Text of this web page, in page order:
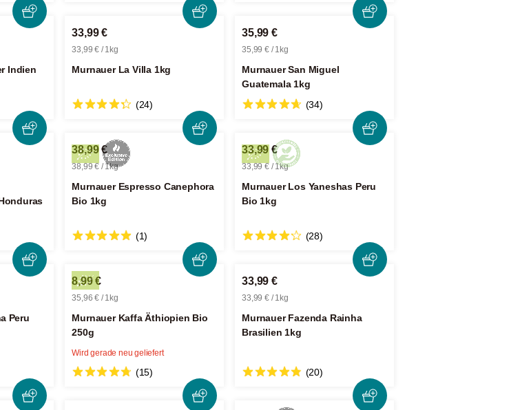
Indien
33,99 €
33,99 € / 1kg
Murnauer La Villa 1kg
(24)
35,99 €
35,99 € / 1kg
Murnauer San Miguel
Guatemala 1kg
(34)
38,99 €
38,99 € / 1kg
Murnauer Espresso Canephora
Bio 1kg
(1)
33,99 €
33,99 € / 1kg
Murnauer Los Yaneshas Peru
Bio 1kg
(28)
Peru
8,99 €
35,96 € / 1kg
Murnauer Kaffa Äthiopien Bio
250g
(15)
Wird gerade neu geliefert
33,99 €
33,99 € / 1kg
Murnauer Fazenda Rainha
Brasilien 1kg
(20)